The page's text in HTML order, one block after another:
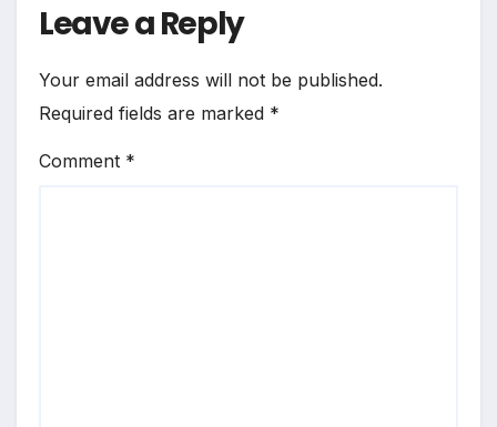
Leave a Reply
Your email address will not be published.
Required fields are marked *
Comment *